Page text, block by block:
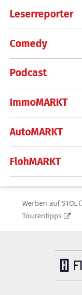
Leserreporter
Comedy
Podcast
ImmoMARKT
AutoMARKT
FlohMARKT
Werben auf STOL
Tourentipps